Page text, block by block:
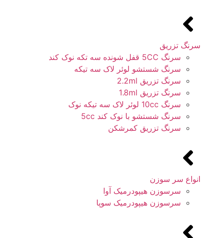
سرنگ تزریق
سرنگ 5CC قفل شونده سه تکه نوک کند
سرنگ شستشو لوئر لاک سه تیکه
سرنگ تزریق 2.2ml
سرنگ تزریق 1.8ml
سرنگ 10cc لوئر لاک سه تیکه نوک
سرنگ شستشو با نوک کند 5cc
سرنگ تزریق کمرشکن
انواع سر سوزن
سرسوزن هیپودرمیک آوا
سرسوزن هیپودرمیک سوپا